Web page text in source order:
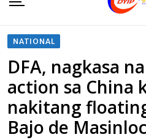
NATIONAL
DFA, nagkasa
action sa China
nakitang
Bajo de Masinloc